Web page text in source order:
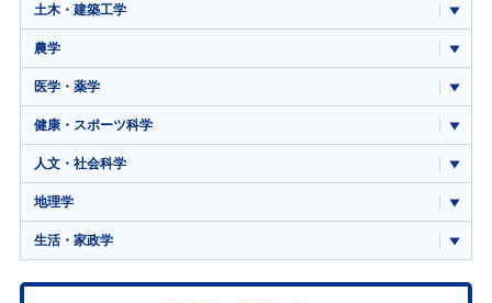
土木・建築工学
農学
医学・薬学
健康・スポーツ科学
人文・社会科学
地理学
生活・家政学